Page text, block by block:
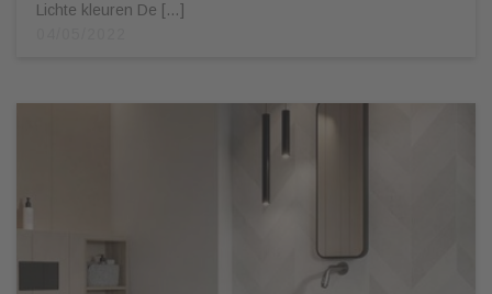
Lichte kleuren De […]